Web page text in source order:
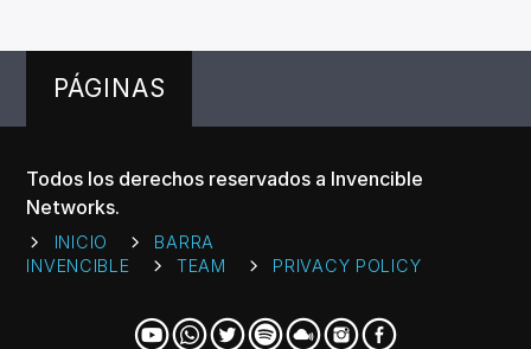
PÁGINAS
Todos los derechos reservados a Invencible
Networks.
INICIO
BARRA
INVENCIBLE
TEAM PRIVACY POLICY